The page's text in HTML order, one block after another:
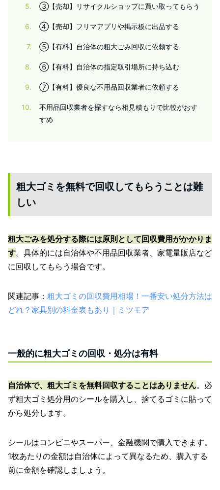
5 ③【売却】リサイクルショップに買い取ってもらう
6 ④【売却】フリマアプリや掲示板に出品する
7 ⑤【有料】自治体の粗大ごみ回収に依頼する
8 ⑥【有料】自治体の指定取引場所に持ち込む
9 ⑦【有料】優良な不用品回収業者に依頼する
10
不用品回収業者を探すなら相見積もりで比較がおす
すめ
粗大ゴミを無料で回収してもらうことは難
しい
粗大ごみを処分する際には原則として回収費用がかかりま
す。具体的には自治体や不用品回収業者、家電量販店など
に回収してもらう場合です。
関連記事： 粗大ゴミの回収費用相場！一番安い処分方法は
どれ？家具別の料金表もあり｜ミツモア
一般的に粗大ゴミの回収・処分は有料
自治体で、粗大ゴミを無料回収することはありません。必
ず粗大ゴミ処分用のシールを購入し、捨てるゴミに貼って
から処分します。
シールはコンビニやスーパー、金融機関で購入できます。
1枚あたりの金額は自治体によって異なるため、購入する
前に金額を確認しましょう。